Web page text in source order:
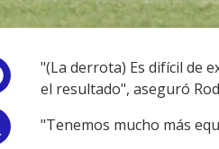
Facebook
"(La derrota) Es difícil de
el resultado", aseguró
"Tenemos mucho más